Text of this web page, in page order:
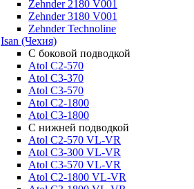
Zehnder 2180 V001
Zehnder 3180 V001
Zehnder Technoline
Isan (Чехия)
С боковой подводкой
Atol C2-570
Atol C3-370
Atol C3-570
Atol C2-1800
Atol C3-1800
С нижней подводкой
Atol C2-570 VL-VR
Atol C3-300 VL-VR
Atol C3-570 VL-VR
Atol C2-1800 VL-VR